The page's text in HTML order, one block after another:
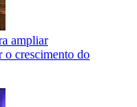
ampliar
o crescimento do